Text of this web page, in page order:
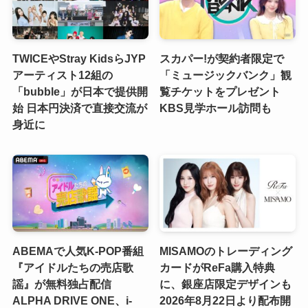
TWICEやStray KidsらJYP
アーティスト12組の
「bubble」が日本で提供開
始 日本円決済で直接交流が
身近に
スカパー!が契約者限定で
「ミュージックバンク」観
覧チケットをプレゼント
KBS見学ホール訪問も
ABEMAで人気K-POP番組
『アイドルたちの売店歌
謡』が無料独占配信
ALPHA DRIVE ONE、i-
MISAMOのトレーディング
カードがReFa購入特典
に、銀座店限定デザインも
2026年8月22日より配布開